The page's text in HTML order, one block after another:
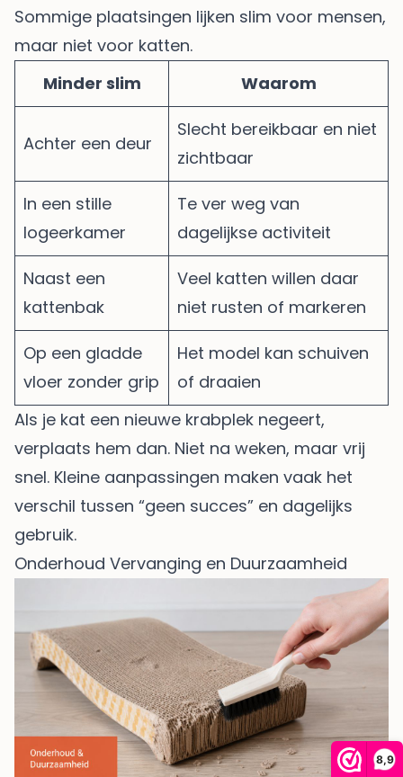
8,9
Sommige plaatsingen lijken slim voor mensen,
maar niet voor katten.
Minder slim
Waarom
Achter een deur
Slecht bereikbaar en niet
zichtbaar
In een stille
logeerkamer
Te ver weg van
dagelijkse activiteit
Naast een
kattenbak
Veel katten willen daar
niet rusten of markeren
Op een gladde
vloer zonder grip
Het model kan schuiven
of draaien
Als je kat een nieuwe krabplek negeert,
verplaats hem dan. Niet na weken, maar vrij
snel. Kleine aanpassingen maken vaak het
verschil tussen “geen succes” en dagelijks
gebruik.
Onderhoud Vervanging en Duurzaamheid